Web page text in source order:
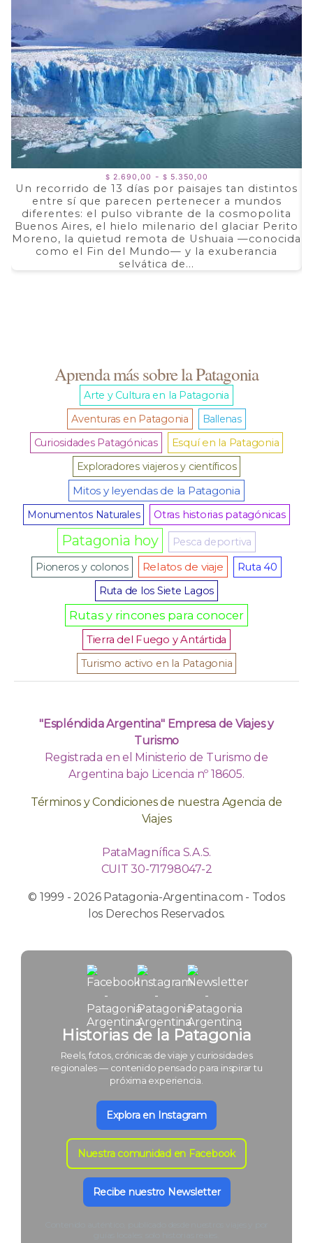
$ 2.690,00 - $ 5.350,00
de
precios:
desde
$ 2.690,00
hasta
$ 5.350,00
Un recorrido de 13 días por paisajes tan distintos
entre sí que parecen pertenecer a mundos
diferentes: el pulso vibrante de la cosmopolita
Buenos Aires, el hielo milenario del glaciar Perito
Moreno, la quietud remota de Ushuaia —conocida
como el Fin del Mundo— y la exuberancia
selvática de...
Aprenda más sobre la Patagonia
Arte y Cultura en la Patagonia
Aventuras en Patagonia
Ballenas
Curiosidades Patagónicas
Esquí en la Patagonia
Exploradores viajeros y científicos
Mitos y leyendas de la Patagonia
Monumentos Naturales Otras historias patagónicas
Patagonia hoy
Pesca deportiva
Pioneros y colonos
Relatos de viaje
Ruta 40
Ruta de los Siete Lagos
Rutas y rincones para conocer
Tierra del Fuego y Antártida
Turismo activo en la Patagonia
"Espléndida Argentina" Empresa de Viajes y
Turismo
Registrada en el Ministerio de Turismo de
Argentina bajo Licencia nº 18605.
Términos y Condiciones de nuestra Agencia de
Viajes
PataMagnífica S.A.S.
CUIT 30-71798047-2
© 1999 - 2026 Patagonia-Argentina.com - Todos
los Derechos Reservados.
Historias de la Patagonia
Reels, fotos, crónicas de viaje y curiosidades
regionales — contenido pensado para inspirar tu
próxima experiencia.
Explora en Instagram
Nuestra comunidad en Facebook
Recibe nuestro Newsletter